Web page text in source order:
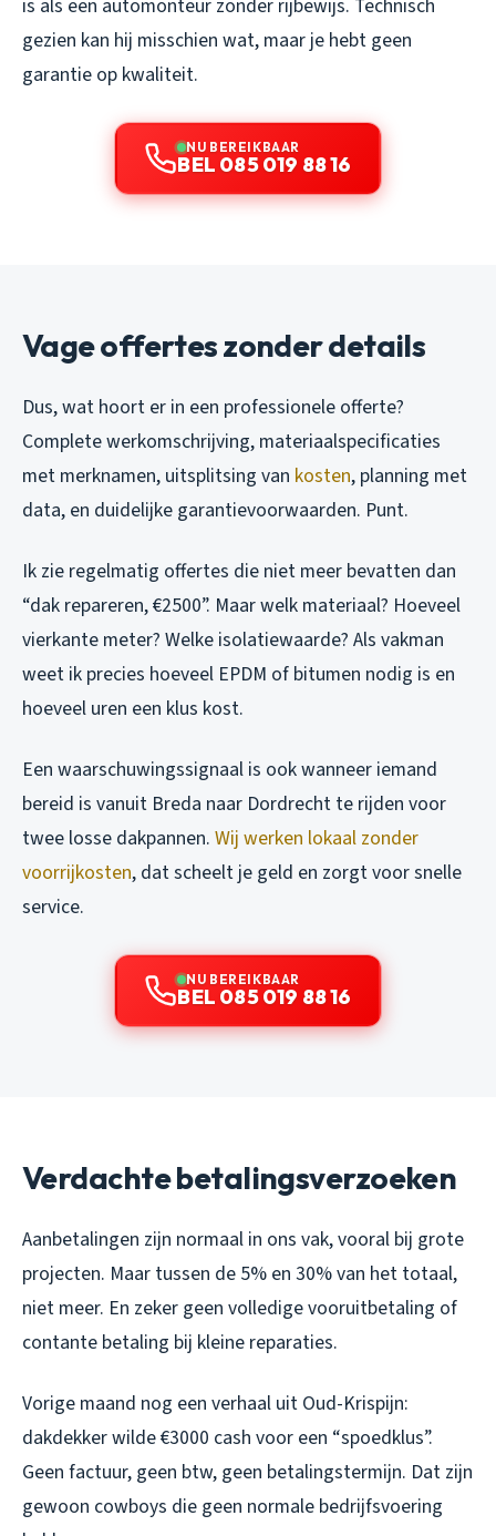
is als een automonteur zonder rijbewijs. Technisch
gezien kan hij misschien wat, maar je hebt geen
garantie op kwaliteit.
NU BEREIKBAAR
BEL 085 019 88 16
Vage offertes zonder details
Dus, wat hoort er in een professionele offerte?
Complete werkomschrijving, materiaalspecificaties
met merknamen, uitsplitsing van kosten, planning met
data, en duidelijke garantievoorwaarden. Punt.
Ik zie regelmatig offertes die niet meer bevatten dan
“dak repareren, €2500”. Maar welk materiaal? Hoeveel
vierkante meter? Welke isolatiewaarde? Als vakman
weet ik precies hoeveel EPDM of bitumen nodig is en
hoeveel uren een klus kost.
Een waarschuwingssignaal is ook wanneer iemand
bereid is vanuit Breda naar Dordrecht te rijden voor
twee losse dakpannen. Wij werken lokaal zonder
voorrijkosten, dat scheelt je geld en zorgt voor snelle
service.
NU BEREIKBAAR
BEL 085 019 88 16
Verdachte betalingsverzoeken
Aanbetalingen zijn normaal in ons vak, vooral bij grote
projecten. Maar tussen de 5% en 30% van het totaal,
niet meer. En zeker geen volledige vooruitbetaling of
contante betaling bij kleine reparaties.
Vorige maand nog een verhaal uit Oud-Krispijn:
dakdekker wilde €3000 cash voor een “spoedklus”.
Geen factuur, geen btw, geen betalingstermijn. Dat zijn
gewoon cowboys die geen normale bedrijfsvoering